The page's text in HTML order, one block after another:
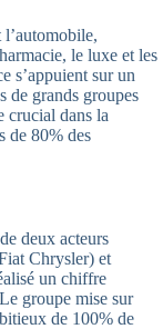
le luxe et les
s’appuient sur un
de grands groupes
crucial dans la
de 80% des
deux acteurs
Chrysler) et
un chiffre
groupe mise sur
de 100% de